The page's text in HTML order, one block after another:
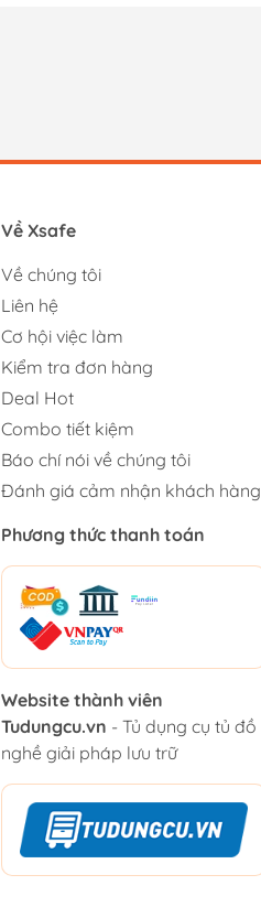
Về Xsafe
Về chúng tôi
Liên hệ
Cơ hội việc làm
Kiểm tra đơn hàng
Deal Hot
Combo tiết kiệm
Báo chí nói về chúng tôi
Đánh giá cảm nhận khách hàng
Phương thức thanh toán
Website thành viên
Tudungcu.vn - Tủ dụng cụ tủ đồ
nghề giải pháp lưu trữ